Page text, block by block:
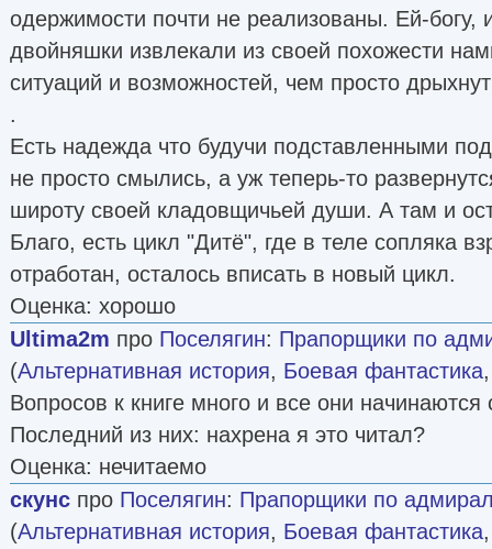
одержимости почти не реализованы. Ей-богу,
двойняшки извлекали из своей похожести
ситуаций и возможностей, чем просто
.
Есть надежда что будучи подставленными
не просто смылись, а уж теперь-то
широту своей кладовщичьей души. А там и
Благо, есть цикл "Дитё", где в теле сопляка
отработан, осталось вписать в новый цикл.
Оценка: хорошо
Ultima2m про Поселягин: Прапорщики по
(Альтернативная история, Боевая фантастика
Вопросов к книге много и все они
Последний из них: нахрена я это читал?
Оценка: нечитаемо
скунс про Поселягин: Прапорщики по
(Альтернативная история, Боевая фантастика